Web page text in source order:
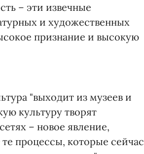
– эти извечные
и художественных
признание и высокую
"выходит из музеев и
культуру творят
– новое явление,
процессы, которые сейчас